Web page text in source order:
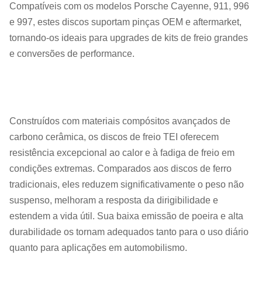
Compatíveis com os modelos Porsche Cayenne, 911, 996
e 997, estes discos suportam pinças OEM e aftermarket,
tornando-os ideais para upgrades de kits de freio grandes
e conversões de performance.
Construídos com materiais compósitos avançados de
carbono cerâmica, os discos de freio TEI oferecem
resistência excepcional ao calor e à fadiga de freio em
condições extremas. Comparados aos discos de ferro
tradicionais, eles reduzem significativamente o peso não
suspenso, melhoram a resposta da dirigibilidade e
estendem a vida útil. Sua baixa emissão de poeira e alta
durabilidade os tornam adequados tanto para o uso diário
quanto para aplicações em automobilismo.